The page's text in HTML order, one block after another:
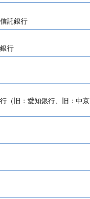
託銀行
行
（旧：愛知銀行、旧：中京